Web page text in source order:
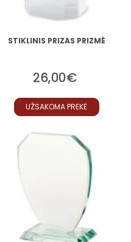
STIKLINIS PRIZAS PRIZMĖ
26,00€
UŽSAKOMA PREKĖ